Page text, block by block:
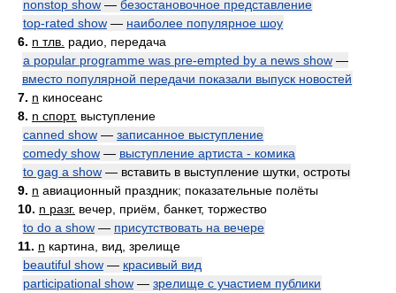
nonstop show — безостановочное представление
top-rated show — наиболее популярное шоу
6. n тлв. радио, передача
a popular programme was pre-empted by a news show —
вместо популярной передачи показали выпуск новостей
7. n киносеанс
8. n спорт. выступление
canned show — записанное выступление
comedy show — выступление артиста - комика
to gag a show — вставить в выступление шутки, остроты
9. n авиационный праздник; показательные полёты
10. n разг. вечер, приём, банкет, торжество
to do a show — присутствовать на вечере
11. n картина, вид, зрелище
beautiful show — красивый вид
participational show — зрелище с участием публики